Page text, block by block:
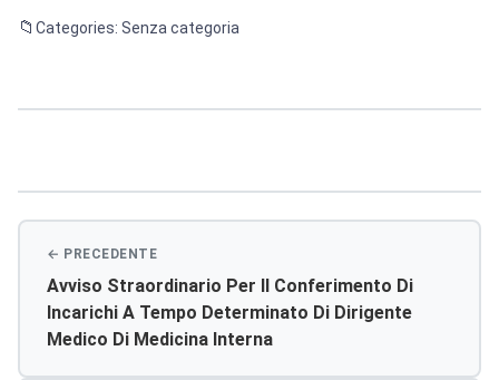
Categories: Senza categoria
Avviso Straordinario Per Il Conferimento Di
Incarichi A Tempo Determinato Di Dirigente
Medico Di Medicina Interna